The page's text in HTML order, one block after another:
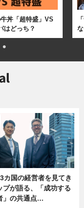
丼「超特盛」VS
はどっち？
カ国の経営者を見てき
プが語る、「成功する
」の共通点…